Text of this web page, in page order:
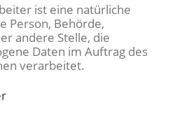
ist eine natürliche
Person, Behörde,
andere Stelle, die
Daten im Auftrag des
verarbeitet.